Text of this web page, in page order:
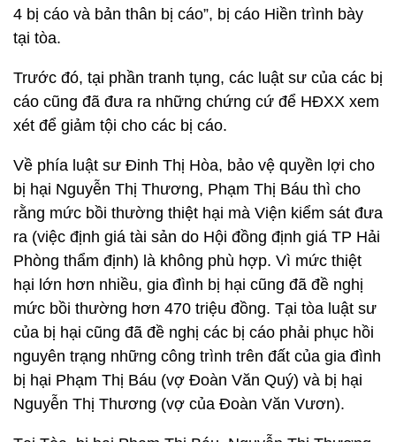
4 bị cáo và bản thân bị cáo”, bị cáo Hiền trình bày
tại tòa.
Trước đó, tại phần tranh tụng, các luật sư của các bị
cáo cũng đã đưa ra những chứng cứ để HĐXX xem
xét để giảm tội cho các bị cáo.
Về phía luật sư Đinh Thị Hòa, bảo vệ quyền lợi cho
bị hại Nguyễn Thị Thương, Phạm Thị Báu thì cho
rằng mức bồi thường thiệt hại mà Viện kiểm sát đưa
ra (việc định giá tài sản do Hội đồng định giá TP Hải
Phòng thẩm định) là không phù hợp. Vì mức thiệt
hại lớn hơn nhiều, gia đình bị hại cũng đã đề nghị
mức bồi thường hơn 470 triệu đồng. Tại tòa luật sư
của bị hại cũng đã đề nghị các bị cáo phải phục hồi
nguyên trạng những công trình trên đất của gia đình
bị hại Phạm Thị Báu (vợ Đoàn Văn Quý) và bị hại
Nguyễn Thị Thương (vợ của Đoàn Văn Vươn).